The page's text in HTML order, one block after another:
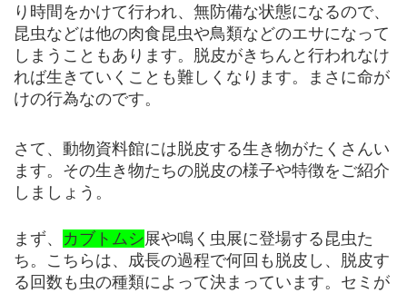
り時間をかけて行われ、無防備な状態になるので、
昆虫などは他の肉食昆虫や鳥類などのエサになって
しまうこともあります。脱皮がきちんと行われなけ
れば生きていくことも難しくなります。まさに命が
けの行為なのです。
さて、動物資料館には脱皮する生き物がたくさんい
ます。その生き物たちの脱皮の様子や特徴をご紹介
しましょう。
まず、 カブトムシ展や鳴く虫展に登場する昆虫た
ち。こちらは、成長の過程で何回も脱皮し、脱皮す
る回数も虫の種類によって決まっています。セミが